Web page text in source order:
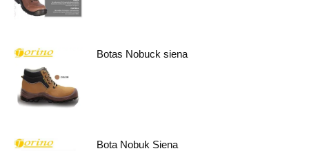
Botas Nobuck siena
Bota Nobuk Siena